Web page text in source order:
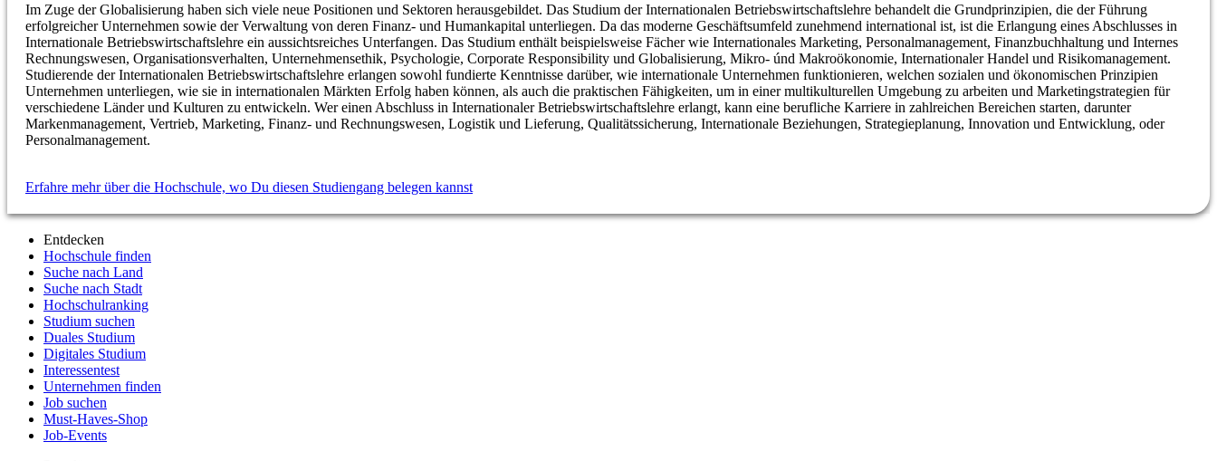
Im Zuge der Globalisierung haben sich viele neue Positionen und Sektoren herausgebildet. Das Studium der Internationalen Betriebswirtschaftslehre behandelt die Grundprinzipien, die der Führung
erfolgreicher Unternehmen sowie der Verwaltung von deren Finanz- und Humankapital unterliegen. Da das moderne Geschäftsumfeld zunehmend international ist, ist die Erlangung eines Abschlusses in
Internationale Betriebswirtschaftslehre ein aussichtsreiches Unterfangen. Das Studium enthält beispielsweise Fächer wie Internationales Marketing, Personalmanagement, Finanzbuchhaltung und Internes
Rechnungswesen, Organisationsverhalten, Unternehmensethik, Psychologie, Corporate Responsibility und Globalisierung, Mikro- únd Makroökonomie, Internationaler Handel und Risikomanagement.
Studierende der Internationalen Betriebswirtschaftslehre erlangen sowohl fundierte Kenntnisse darüber, wie internationale Unternehmen funktionieren, welchen sozialen und ökonomischen Prinzipien
Unternehmen unterliegen, wie sie in internationalen Märkten Erfolg haben können, als auch die praktischen Fähigkeiten, um in einer multikulturellen Umgebung zu arbeiten und Marketingstrategien für
verschiedene Länder und Kulturen zu entwickeln. Wer einen Abschluss in Internationaler Betriebswirtschaftslehre erlangt, kann eine berufliche Karriere in zahlreichen Bereichen starten, darunter
Markenmanagement, Vertrieb, Marketing, Finanz- und Rechnungswesen, Logistik und Lieferung, Qualitätssicherung, Internationale Beziehungen, Strategieplanung, Innovation und Entwicklung, oder
Personalmanagement.
Erfahre mehr über die Hochschule, wo Du diesen Studiengang belegen kannst
Entdecken
Hochschule finden
Suche nach Land
Suche nach Stadt
Hochschulranking
Studium suchen
Duales Studium
Digitales Studium
Interessentest
Unternehmen finden
Job suchen
Must-Haves-Shop
Job-Events